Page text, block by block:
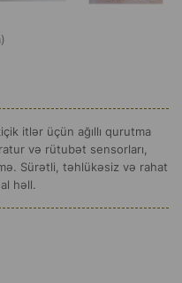
itlər üçün ağıllı qurutma
və rütubət sensorları,
Sürətli, təhlükəsiz və rahat
həll.